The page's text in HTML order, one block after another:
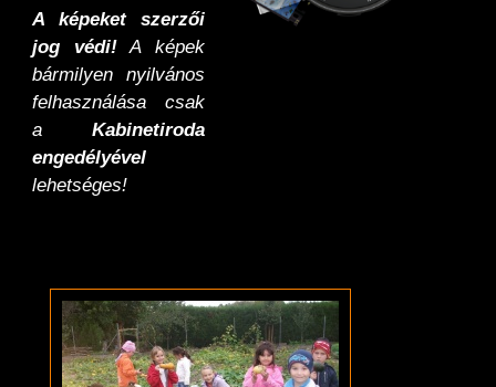
A képeket szerzői
jog védi!A képek
bármilyen nyilvános
felhasználása csak
a Kabinetiroda
engedélyével
lehetséges!